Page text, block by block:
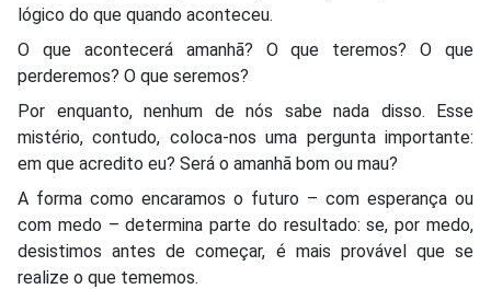
lógico do que quando aconteceu.
O que acontecerá amanhã? O que teremos? O que
perderemos? O que seremos?
Por enquanto, nenhum de nós sabe nada disso. Esse
mistério, contudo, coloca-nos uma pergunta importante:
em que acredito eu? Será o amanhã bom ou mau?
A forma como encaramos o futuro – com esperança ou
com medo – determina parte do resultado: se, por medo,
desistimos antes de começar, é mais provável que se
realize o que tememos.